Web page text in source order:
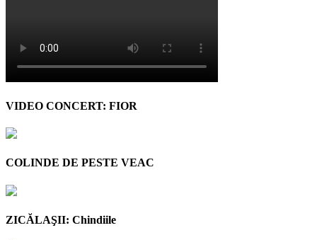
VIDEO CONCERT: FIOR
COLINDE DE PESTE VEAC
ZICĂLAŞII: Chindiile